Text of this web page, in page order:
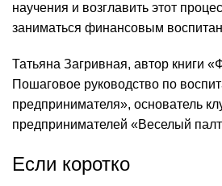
научения и возглавить этот
заниматься финансовым
Татьяна Загривная, автор книги
Пошаговое руководство по
предпринимателя», основатель
предпринимателей «Веселый
Если коротко